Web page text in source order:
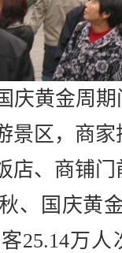
庆黄金周
景区，商
店、商铺
、国庆黄
25.14万